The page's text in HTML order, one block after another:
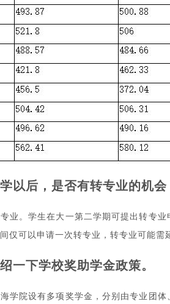
以后，是否有转专业的机
业。学生在大一第二学期可提出转专
仅可以申请一次转专业，转专业可能
一下学校奖助学金政策。
学院设有多项奖学金，分别由专业团